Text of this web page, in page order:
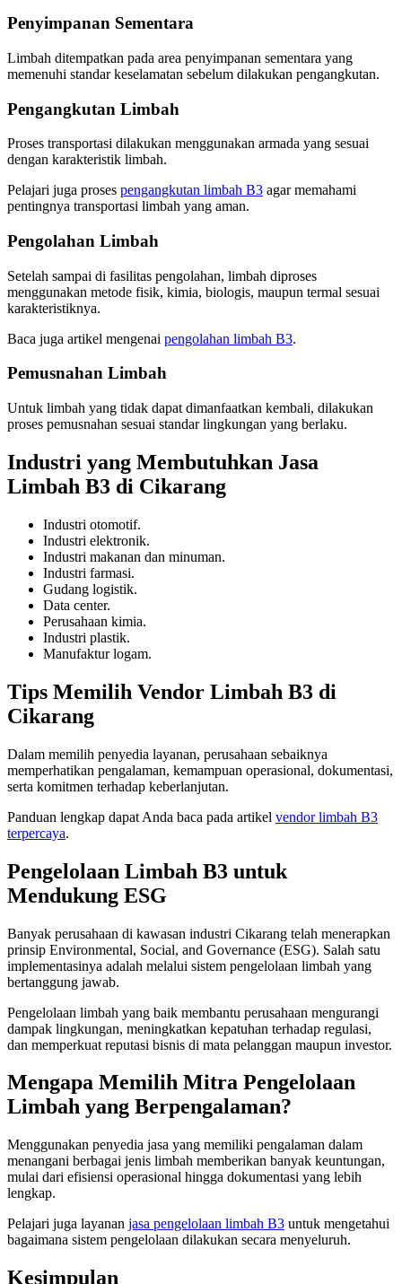
Penyimpanan Sementara
Limbah ditempatkan pada area penyimpanan sementara yang
memenuhi standar keselamatan sebelum dilakukan pengangkutan.
Pengangkutan Limbah
Proses transportasi dilakukan menggunakan armada yang sesuai
dengan karakteristik limbah.
Pelajari juga proses pengangkutan limbah B3 agar memahami
pentingnya transportasi limbah yang aman.
Pengolahan Limbah
Setelah sampai di fasilitas pengolahan, limbah diproses
menggunakan metode fisik, kimia, biologis, maupun termal sesuai
karakteristiknya.
Baca juga artikel mengenai pengolahan limbah B3.
Pemusnahan Limbah
Untuk limbah yang tidak dapat dimanfaatkan kembali, dilakukan
proses pemusnahan sesuai standar lingkungan yang berlaku.
Industri yang Membutuhkan Jasa
Limbah B3 di Cikarang
Industri otomotif.
Industri elektronik.
Industri makanan dan minuman.
Industri farmasi.
Gudang logistik.
Data center.
Perusahaan kimia.
Industri plastik.
Manufaktur logam.
Tips Memilih Vendor Limbah B3 di
Cikarang
Dalam memilih penyedia layanan, perusahaan sebaiknya
memperhatikan pengalaman, kemampuan operasional, dokumentasi,
serta komitmen terhadap keberlanjutan.
Panduan lengkap dapat Anda baca pada artikel vendor limbah B3
terpercaya.
Pengelolaan Limbah B3 untuk
Mendukung ESG
Banyak perusahaan di kawasan industri Cikarang telah menerapkan
prinsip Environmental, Social, and Governance (ESG). Salah satu
implementasinya adalah melalui sistem pengelolaan limbah yang
bertanggung jawab.
Pengelolaan limbah yang baik membantu perusahaan mengurangi
dampak lingkungan, meningkatkan kepatuhan terhadap regulasi,
dan memperkuat reputasi bisnis di mata pelanggan maupun investor.
Mengapa Memilih Mitra Pengelolaan
Limbah yang Berpengalaman?
Menggunakan penyedia jasa yang memiliki pengalaman dalam
menangani berbagai jenis limbah memberikan banyak keuntungan,
mulai dari efisiensi operasional hingga dokumentasi yang lebih
lengkap.
Pelajari juga layanan jasa pengelolaan limbah B3 untuk mengetahui
bagaimana sistem pengelolaan dilakukan secara menyeluruh.
Kesimpulan